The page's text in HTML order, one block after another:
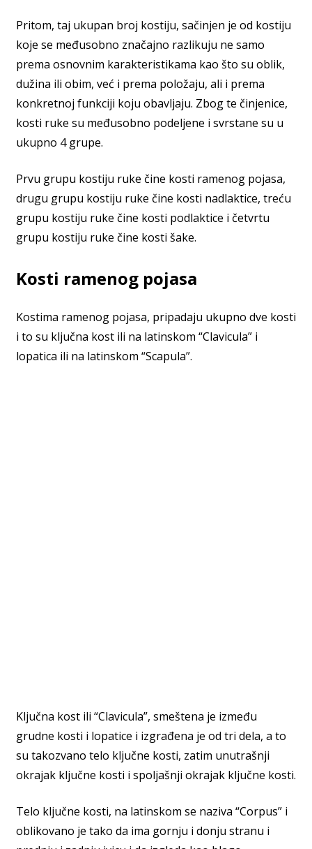
Pritom, taj ukupan broj kostiju, sačinjen je od kostiju
koje se međusobno značajno razlikuju ne samo
prema osnovnim karakteristikama kao što su oblik,
dužina ili obim, već i prema položaju, ali i prema
konkretnoj funkciji koju obavljaju. Zbog te činjenice,
kosti ruke su međusobno podeljene i svrstane su u
ukupno 4 grupe.
Prvu grupu kostiju ruke čine kosti ramenog pojasa,
drugu grupu kostiju ruke čine kosti nadlaktice, treću
grupu kostiju ruke čine kosti podlaktice i četvrtu
grupu kostiju ruke čine kosti šake.
Kosti ramenog pojasa
Kostima ramenog pojasa, pripadaju ukupno dve kosti
i to su ključna kost ili na latinskom “Clavicula” i
lopatica ili na latinskom “Scapula”.
Ključna kost ili “Clavicula”, smeštena je između
grudne kosti i lopatice i izgrađena je od tri dela, a to
su takozvano telo ključne kosti, zatim unutrašnji
okrajak ključne kosti i spoljašnji okrajak ključne kosti.
Telo ključne kosti, na latinskom se naziva “Corpus” i
oblikovano je tako da ima gornju i donju stranu i